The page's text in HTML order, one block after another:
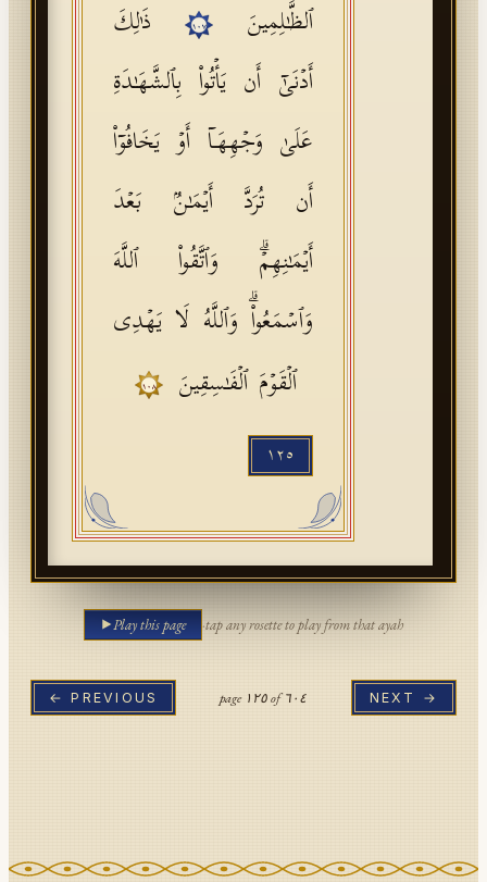
ٱلظَّـٰلِمِینَ
١٠٧
ذَ ٰ⁠لِكَ
أَدۡنَىٰۤ أَن یَأۡتُوا۟ بِٱلشَّهَـٰدَةِ
عَلَىٰ وَجۡهِهَاۤ أَوۡ یَخَافُوۤا۟
أَن تُرَدَّ أَیۡمَـٰنُۢ بَعۡدَ
أَیۡمَـٰنِهِمۡۗ وَٱتَّقُوا۟ ٱللَّهَ
وَٱسۡمَعُوا۟ۗ وَٱللَّهُ لَا یَهۡدِی
ٱلۡقَوۡمَ ٱلۡفَـٰسِقِینَ
١٠٨
١٢٥
Play this page ·tap any rosette to play from that ayah
← PREVIOUS page ١٢٥of٦٠٤ NEXT →